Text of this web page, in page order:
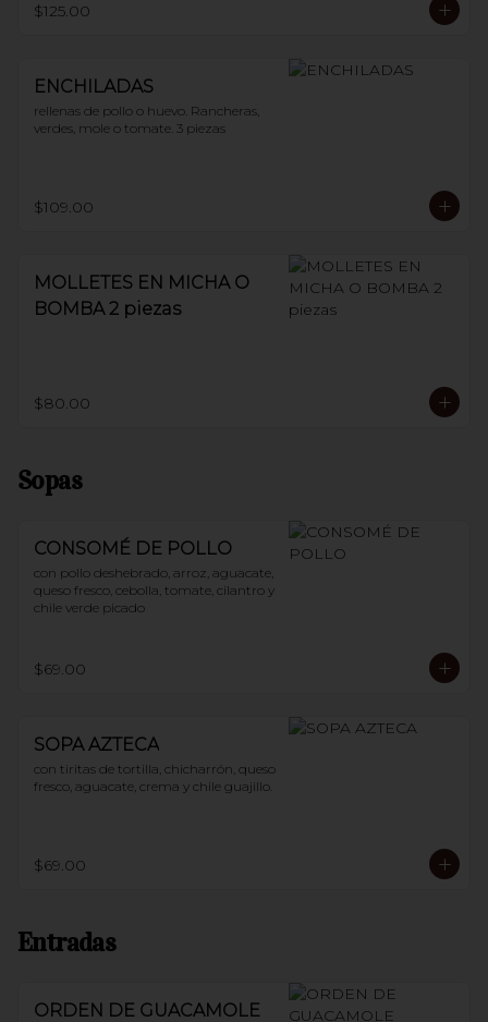
$125.00
ENCHILADAS
rellenas de pollo o huevo. Rancheras,
verdes, mole o tomate. 3 piezas
$109.00
MOLLETES EN MICHA O
BOMBA 2 piezas
$80.00
Sopas
CONSOMÉ DE POLLO
con pollo deshebrado, arroz, aguacate,
queso fresco, cebolla, tomate, cilantro y
chile verde picado
$69.00
SOPA AZTECA
con tiritas de tortilla, chicharrón, queso
fresco, aguacate, crema y chile guajillo.
$69.00
Entradas
ORDEN DE GUACAMOLE